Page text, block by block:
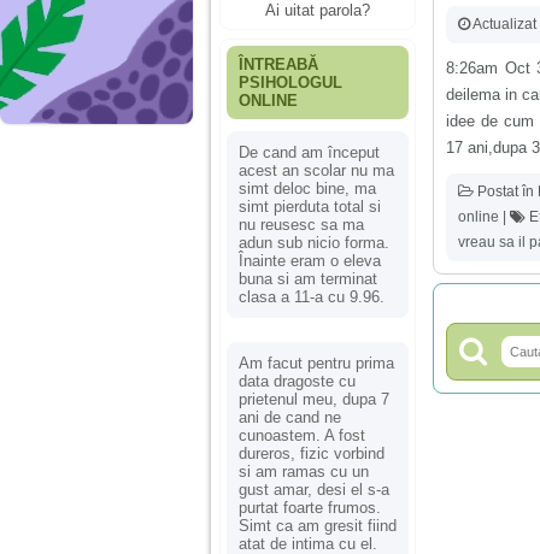
Ai uitat parola?
ÎNTREABĂ
PSIHOLOGUL
ONLINE
De cand am început
acest an scolar nu ma
simt deloc bine, ma
simt pierduta total si
nu reusesc sa ma
adun sub nicio forma.
Înainte eram o eleva
buna si am terminat
clasa a 11-a cu 9.96.
Am facut pentru prima
data dragoste cu
prietenul meu, dupa 7
ani de cand ne
cunoastem. A fost
dureros, fizic vorbind
si am ramas cu un
gust amar, desi el s-a
purtat foarte frumos.
Simt ca am gresit fiind
atat de intima cu el.
8:26am Oct
deilema in
idee de
17 ani,dupa
Postat în
online |
vreau sa il